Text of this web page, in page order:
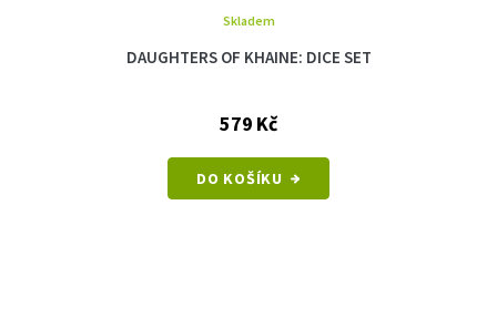
DAUGHTERS OF KHAINE: DICE SET
Skladem
579 Kč
DO KOŠÍKU